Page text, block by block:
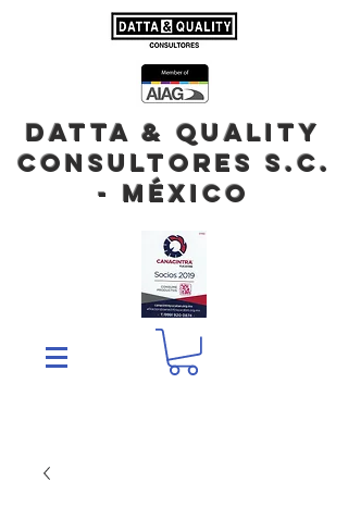
DATTA & QUALITY
Consultores S.C.
- México